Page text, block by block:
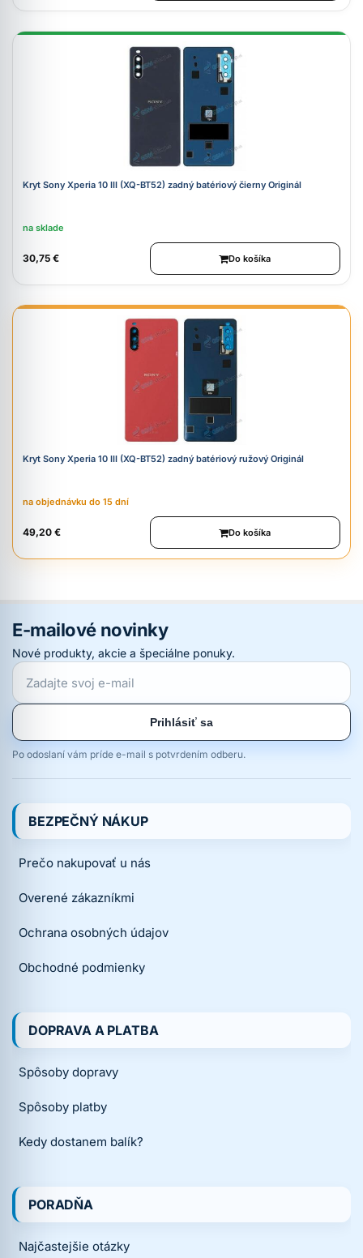
Kryt Sony Xperia 10 III (XQ-BT52) zadný batériový čierny Originál
na sklade
30,75 € Do košíka
Kryt Sony Xperia 10 III (XQ-BT52) zadný batériový ružový Originál
na objednávku do 15 dní
49,20 € Do košíka
E-mailové novinky
Nové produkty, akcie a špeciálne ponuky.
Prihlásiť sa
Po odoslaní vám príde e-mail s potvrdením odberu.
BEZPEČNÝ NÁKUP
Prečo nakupovať u nás
Overené zákazníkmi
Ochrana osobných údajov
Obchodné podmienky
DOPRAVA A PLATBA
Spôsoby dopravy
Spôsoby platby
Kedy dostanem balík?
PORADŇA
Najčastejšie otázky